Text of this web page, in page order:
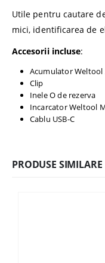
Utile pentru cautare
mici, identificarea de
Accesorii incluse:
Acumulator Weltool
Clip
Inele O de rezerva
Incarcator Weltool
Cablu USB-C
PRODUSE SIMILARE